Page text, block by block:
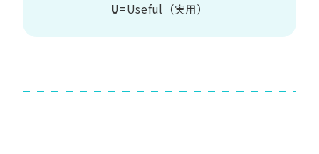
U=Useful​（実用）​